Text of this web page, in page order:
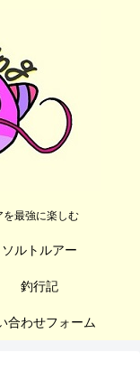
を最強に楽しむ
ソルトルアー
釣行記
合わせフォーム